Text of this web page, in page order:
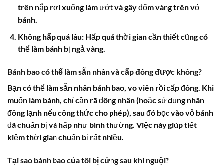
trên nắp rơi xuống làm ướt và gây đốm vàng trên vỏ
bánh.
Không hấp quá lâu:Hấp quá thời gian cần thiết cũng có
thể làm bánh bị ngả vàng.
Bánh bao có thể làm sẵn nhân và cấp đông được không?
Bạn có thể làm sẵn nhân bánh bao, vo viên rồi cấp đông. Khi
muốn làm bánh, chỉ cần rã đông nhân (hoặc sử dụng nhân
đông lạnh nếu công thức cho phép), sau đó bọc vào vỏ bánh
đã chuẩn bị và hấp như bình thường. Việc này giúp tiết
kiệm thời gian chuẩn bị rất nhiều.
Tại sao bánh bao của tôi bị cứng sau khi nguội?